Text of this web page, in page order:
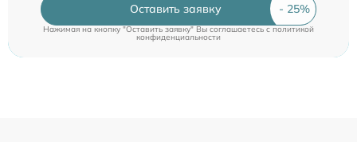
Оставить заявку
Нажимая на кнопку "Оставить заявку" Вы соглашаетесь cполитикой
конфиденциальности